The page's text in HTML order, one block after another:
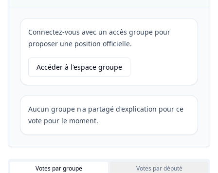
Connectez-vous avec un accès groupe pour
proposer une position officielle.
Accéder à l'espace groupe
Aucun groupe n'a partagé d'explication pour ce
vote pour le moment.
Votes par groupe Votes par député